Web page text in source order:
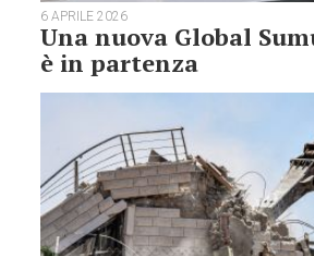
6 APRILE 2026
Una nuova Global
è in partenza